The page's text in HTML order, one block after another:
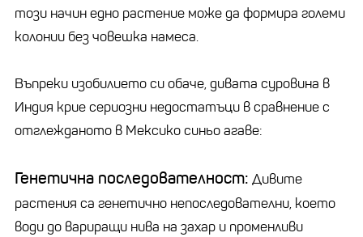
този начин едно растение може да формира големи
колонии без човешка намеса.
Въпреки изобилието си обаче, дивата суровина в
Индия крие сериозни недостатъци в сравнение с
отглежданото в Мексико синьо агаве:
Генетична последователност: Дивите
растения са генетично непоследователни, което
води до вариращи нива на захар и променливи